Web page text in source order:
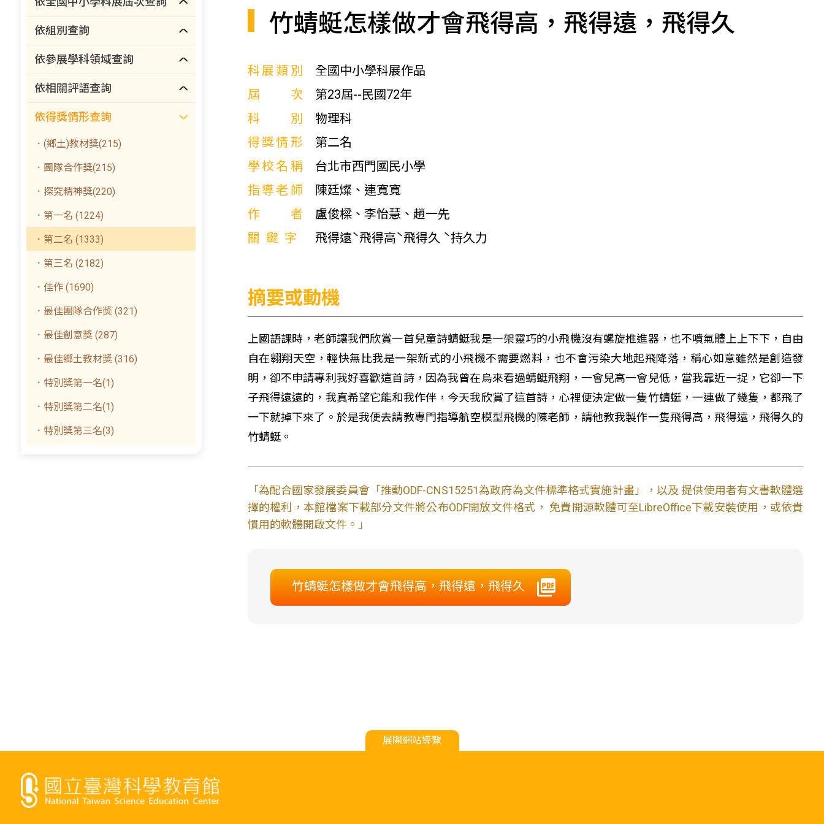
依組別查詢
依參展學科領域查詢
依相關評語查詢
依得獎情形查詢
．(鄉土)教材獎(215)
．團隊合作獎(215)
．探究精神獎(220)
．第一名 (1224)
．第二名 (1333)
．第三名 (2182)
．佳作 (1690)
．最佳團隊合作獎 (321)
．最佳創意獎 (287)
．最佳鄉土教材獎 (316)
．特別獎第一名(1)
．特別獎第二名(1)
．特別獎第三名(3)
竹蜻蜓怎樣做才會飛得高，飛得遠，飛得久
科展類別
全國中小學科展作品
屆次
第23屆--民國72年
科別
物理科
得獎情形
第二名
學校名稱
台北市西門國民小學
指導老師
陳廷燦、連寬寬
作者
盧俊樑、李怡慧、趙一先
關鍵字
飛得遠ˋ飛得高ˋ飛得久 ˋ持久力
摘要或動機
上國語課時，老師讓我們欣賞一首兒童詩蜻蜓我是一架靈巧的小飛機沒有螺旋推進器，也不噴氣體上上下下，自由
自在翱翔天空，輕快無比我是一架新式的小飛機不需要燃料，也不會污染大地起飛降落，稱心如意雖然是創造發
明，卻不申請專利我好喜歡這首詩，因為我曾在烏來看過蜻蜓飛翔，一會兒高一會兒低，當我靠近一捉，它卻一下
子飛得遠遠的，我真希望它能和我作伴，今天我欣賞了這首詩，心裡便決定做一隻竹蜻蜓，一連做了幾隻，都飛了
一下就掉下來了。於是我便去請教專門指導航空模型飛機的陳老師，請他教我製作一隻飛得高，飛得遠，飛得久的
竹蜻蜓。
「為配合國家發展委員會「推動ODF-CNS15251為政府為文件標準格式實施計畫」，以及 提供使用者有文書軟體選
擇的權利，本館檔案下載部分文件將公布ODF開放文件格式， 免費開源軟體可至LibreOffice下載安裝使用，或依貴
慣用的軟體開啟文件。」
竹蜻蜓怎樣做才會飛得高，飛得遠，飛得久
展開網站導覽